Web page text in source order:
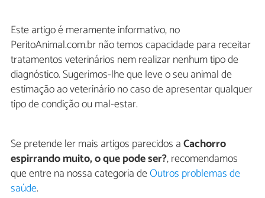
Este artigo é meramente informativo, no
PeritoAnimal.com.br não temos capacidade para receitar
tratamentos veterinários nem realizar nenhum tipo de
diagnóstico. Sugerimos-lhe que leve o seu animal de
estimação ao veterinário no caso de apresentar qualquer
tipo de condição ou mal-estar.
Se pretende ler mais artigos parecidos aCachorro
espirrando muito, o que pode ser?, recomendamos
que entre na nossa categoria deOutros problemas de
saúde.